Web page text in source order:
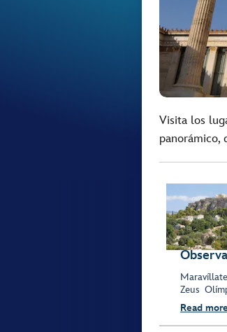
Visita los
Zeus
Read more